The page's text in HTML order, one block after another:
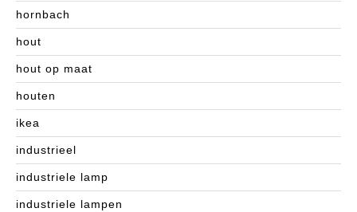
hornbach
hout
hout op maat
houten
ikea
industrieel
industriele lamp
industriele lampen